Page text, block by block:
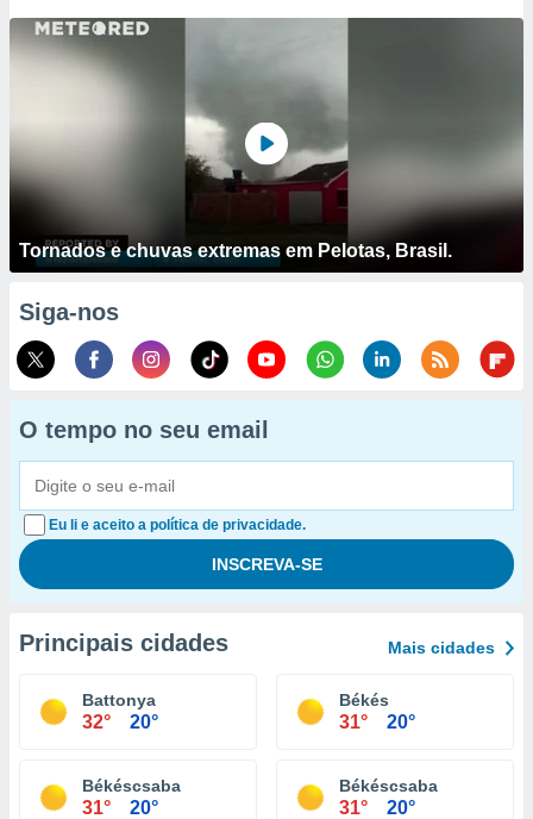
Tornados e chuvas extremas em Pelotas, Brasil.
Siga-nos
O tempo no seu email
Eu li e aceito a política de privacidade.
Principais cidades Mais cidades
Battonya
32° 20°
Békés
31° 20°
Békéscsaba
31° 20°
Békéscsaba
31° 20°